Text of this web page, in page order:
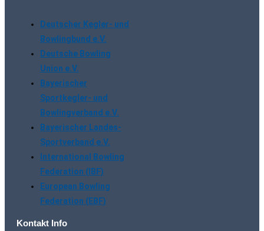
Deutscher Kegler- und
Bowlingbund e.V.
Deutsche Bowling
Union e.V.
Bayerischer
Sportkegler- und
Bowlingverband e.V.
Bayerischer Landes-
Sportverband e.V.
International Bowling
Federation (IBF)
European Bowling
Federation (EBF)
Kontakt Info